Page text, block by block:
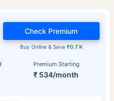
Premium Starting
₹ 534/month
Buy Online & Save ₹0.7 K
Check Premium